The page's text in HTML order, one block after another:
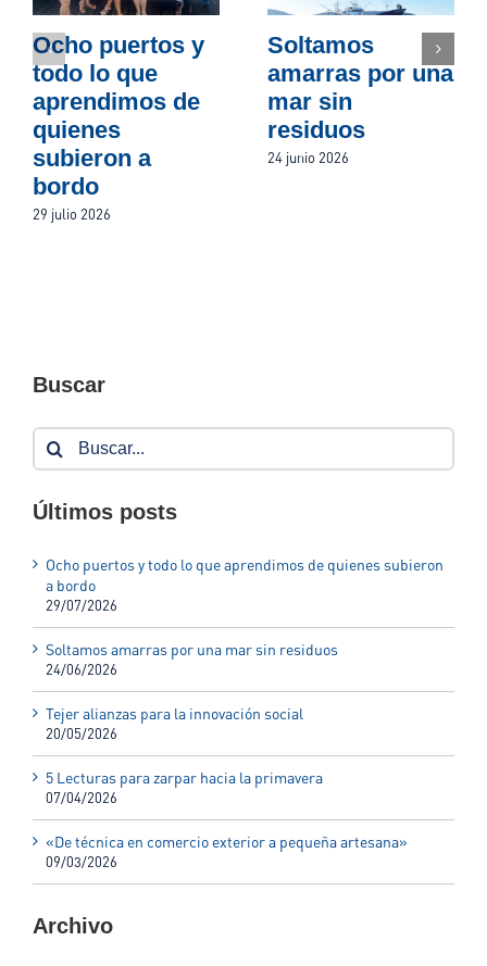
Ocho puertos y
todo lo que
aprendimos de
quienes
subieron a
bordo
29 julio 2026
Soltamos
amarras por una
mar sin
residuos
24 junio 2026
Buscar
Buscar:
Últimos posts
Ocho puertos y todo lo que aprendimos de quienes subieron
a bordo
29/07/2026
Soltamos amarras por una mar sin residuos
24/06/2026
Tejer alianzas para la innovación social
20/05/2026
5 Lecturas para zarpar hacia la primavera
07/04/2026
«De técnica en comercio exterior a pequeña artesana»
09/03/2026
Archivo